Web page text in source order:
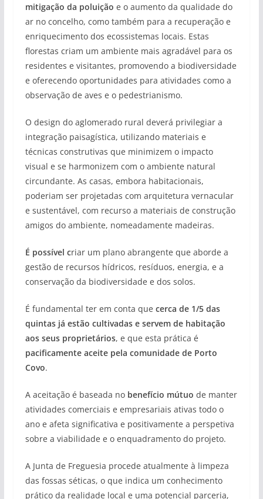
mitigação da poluição e o aumento da qualidade do
ar no concelho, como também para a recuperação e
enriquecimento dos ecossistemas locais. Estas
florestas criam um ambiente mais agradável para os
residentes e visitantes, promovendo a biodiversidade
e oferecendo oportunidades para atividades como a
observação de aves e o pedestrianismo.
O design do aglomerado rural deverá privilegiar a
integração paisagística, utilizando materiais e
técnicas construtivas que minimizem o impacto
visual e se harmonizem com o ambiente natural
circundante. As casas, embora habitacionais,
poderiam ser projetadas com arquitetura vernacular
e sustentável, com recurso a materiais de construção
amigos do ambiente, nomeadamente madeiras.
É possível criar um plano abrangente que aborde a
gestão de recursos hídricos, resíduos, energia, e a
conservação da biodiversidade e dos solos.
É fundamental ter em conta que cerca de 1/5 das
quintas já estão cultivadas e servem de habitação
aos seus proprietários, e que esta prática é
pacificamente aceite pela comunidade de Porto
Covo.
A aceitação é baseada no benefício mútuo de manter
atividades comerciais e empresariais ativas todo o
ano e afeta significativa e positivamente a perspetiva
sobre a viabilidade e o enquadramento do projeto.
A Junta de Freguesia procede atualmente à limpeza
das fossas séticas, o que indica um conhecimento
prático da realidade local e uma potencial parceria,